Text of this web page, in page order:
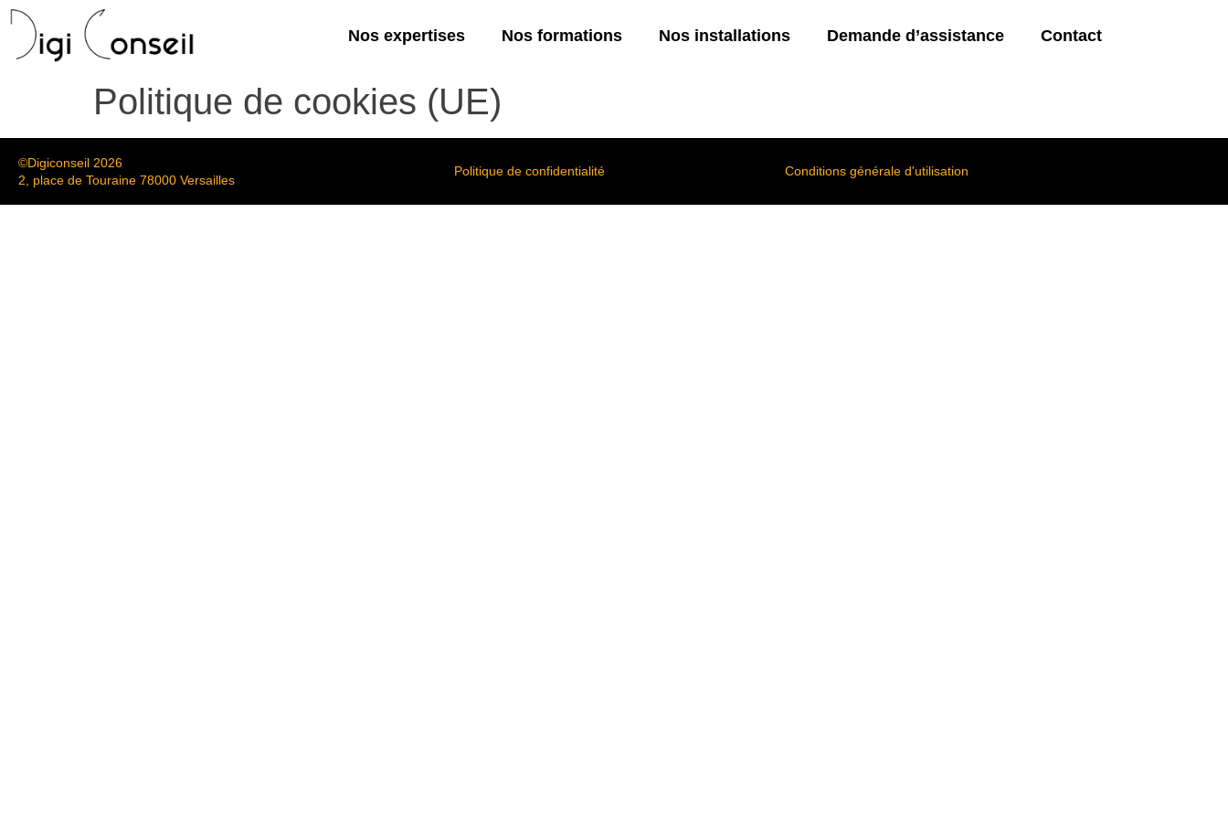
Nos expertises Nos formations Nos installations Demande d’assistance Contact
Politique de cookies (UE)
©Digiconseil 2026
2, place de Touraine 78000 Versailles
Politique de confidentialité Conditions générale d'utilisation